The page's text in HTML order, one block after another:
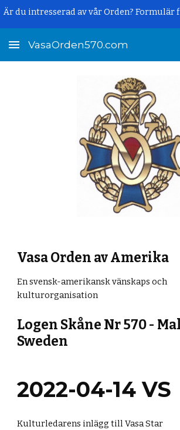
VasaOrden570.com
Vasa Orden av Amerika
En svensk-amerikansk vänskaps och
kulturorganisation
Logen Skåne Nr 570 -
Sweden
2022-04-14 VS
Kulturledarens inlägg till Vasa Star